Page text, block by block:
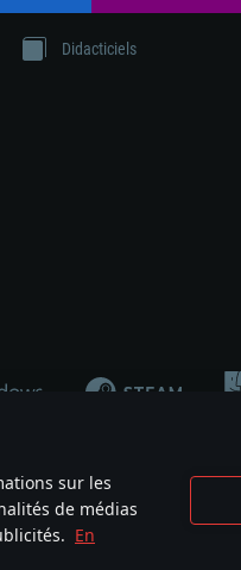
sur les
de médias
En
Didacticiels
pas la participation au
are the property of their